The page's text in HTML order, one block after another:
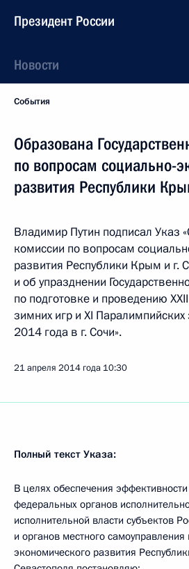
Президент России
Новости
События
Образована
по вопросам социально-
развития Республики
Владимир Путин подписал Указ
комиссии по вопросам
развития Республики Крым и г.
и об упразднении
по подготовке и проведению
зимних игр и XI Паралимпийских
2014 года в г. Сочи».
21 апреля 2014 года 10:30
Полный текст Указа:
В целях обеспечения эффективности
федеральных органов
исполнительной власти субъектов
и органов местного
экономического развития